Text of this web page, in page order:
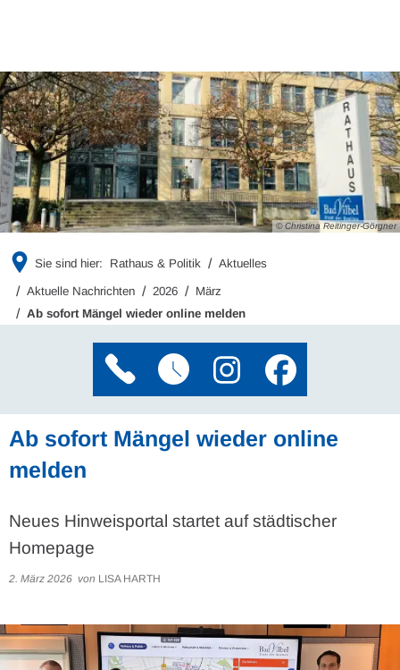
© Christina Reitinger-Görgner
Sie sind hier: Rathaus & Politik Aktuelles
Aktuelle Nachrichten 2026
März
Ab sofort Mängel wieder online melden
Ab sofort Mängel wieder online
melden
Neues Hinweisportal startet auf städtischer
Homepage
2. März 2026 von LISA HARTH